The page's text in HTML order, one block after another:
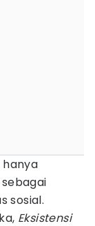
sosial.
Eksistensi